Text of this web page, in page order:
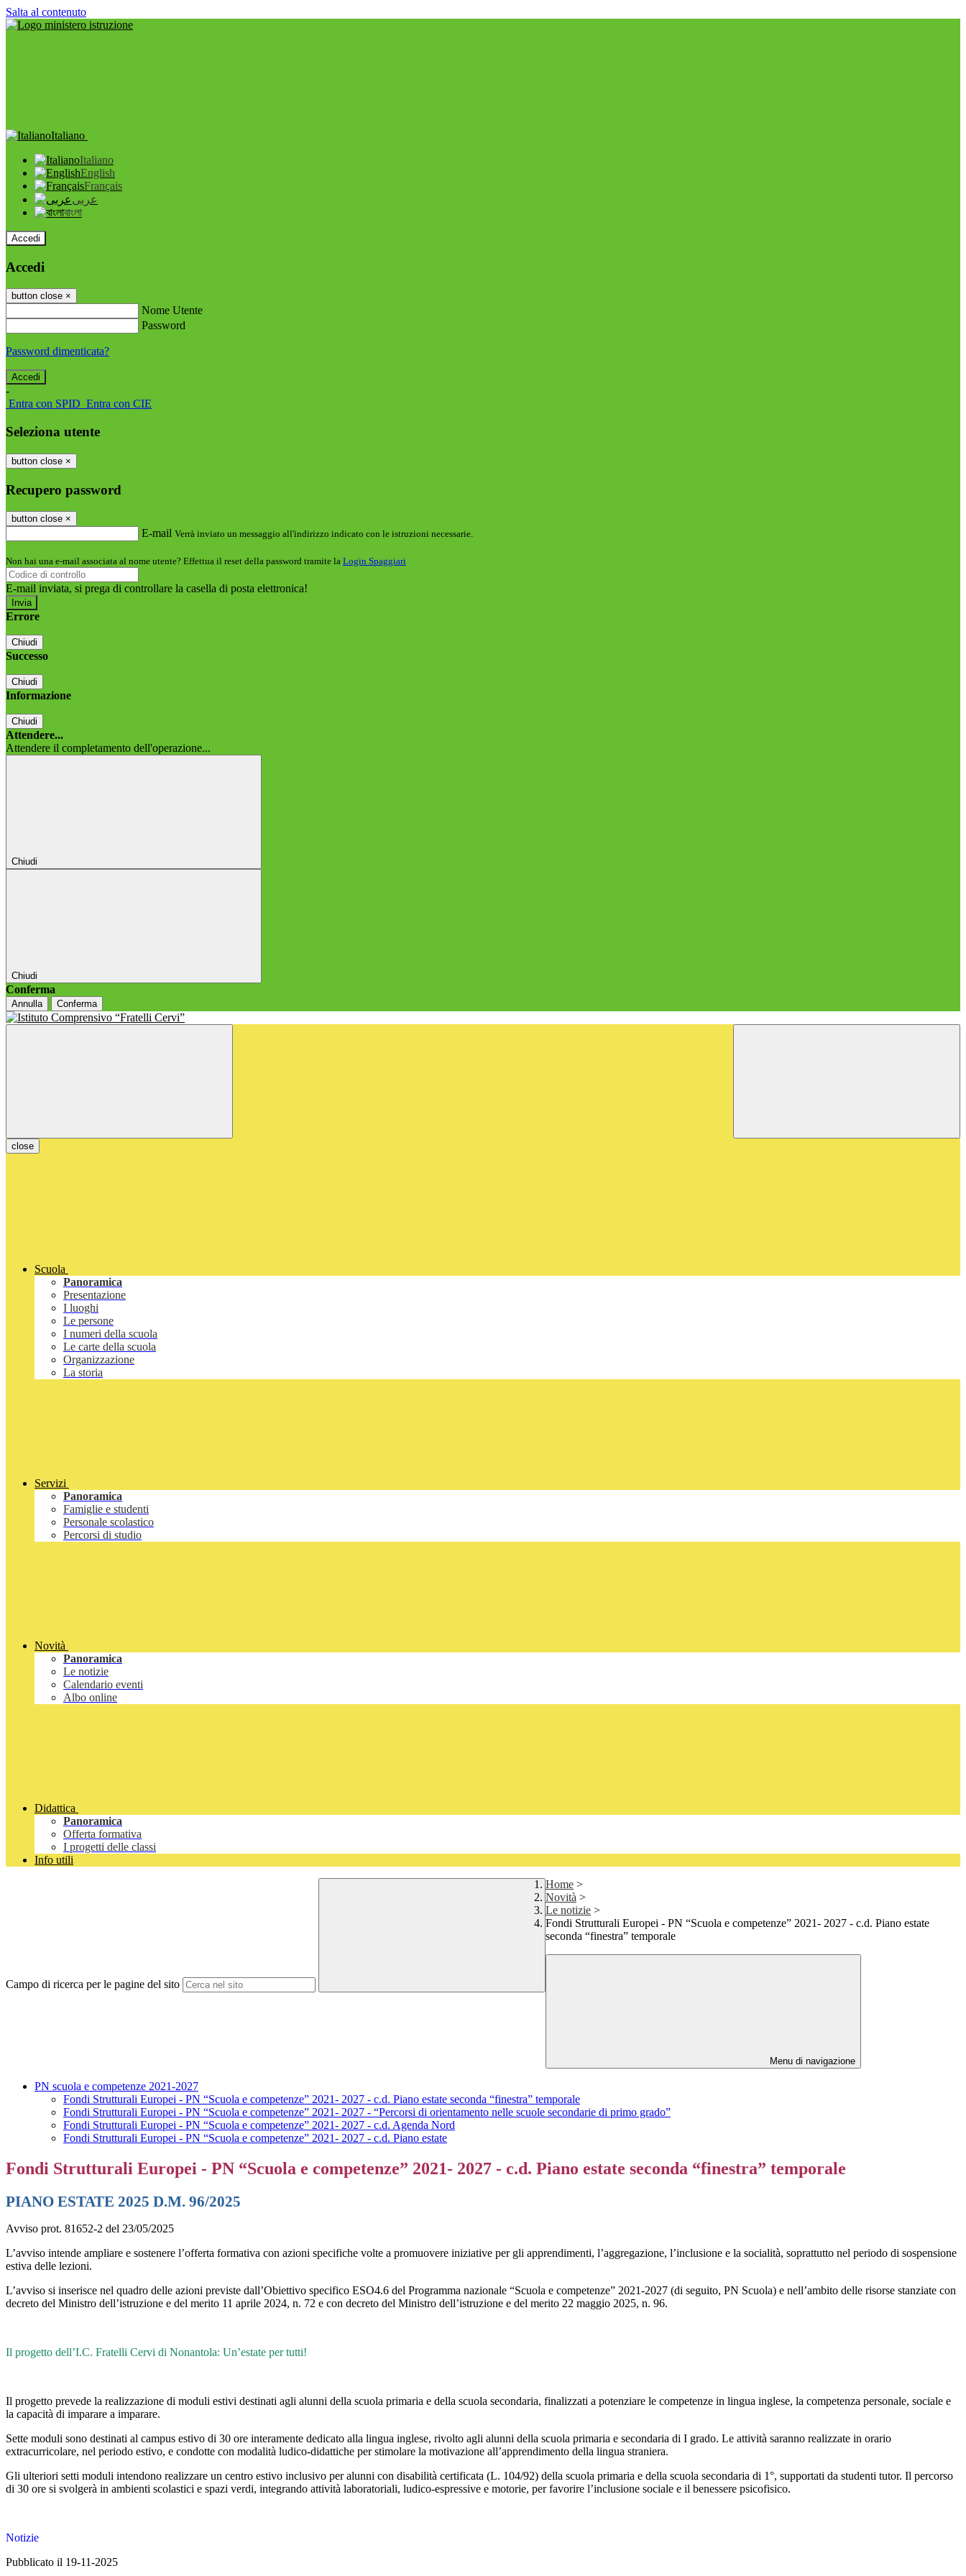
Salta al contenuto
Italiano
Italiano
English
Français
عربى
বাংলা
Accedi
Accedi
button close ×
Nome Utente
Password
Password dimenticata?
-
Entra con SPID Entra con CIE
Seleziona utente
button close ×
Recupero password
button close ×
E-mail Verrà inviato un messaggio all'indirizzo indicato con le istruzioni necessarie.
Non hai una e-mail associata al nome utente? Effettua il reset della password tramite la Login Spaggiari
E-mail inviata, si prega di controllare la casella di posta elettronica!
Errore
Chiudi
Successo
Chiudi
Informazione
Chiudi
Attendere...
Attendere il completamento dell'operazione...
Chiudi
Chiudi
Conferma
Annulla Conferma
close
Scuola
Panoramica
Presentazione
I luoghi
Le persone
I numeri della scuola
Le carte della scuola
Organizzazione
La storia
Servizi
Panoramica
Famiglie e studenti
Personale scolastico
Percorsi di studio
Novità
Panoramica
Le notizie
Calendario eventi
Albo online
Didattica
Panoramica
Offerta formativa
I progetti delle classi
Info utili
Campo di ricerca per le pagine del sito
Home >
Novità >
Le notizie >
Fondi Strutturali Europei - PN “Scuola e competenze” 2021- 2027 - c.d. Piano estate
seconda “finestra” temporale
Menu di navigazione
PN scuola e competenze 2021-2027
Fondi Strutturali Europei - PN “Scuola e competenze” 2021- 2027 - c.d. Piano estate seconda “finestra” temporale
Fondi Strutturali Europei - PN “Scuola e competenze” 2021- 2027 - “Percorsi di orientamento nelle scuole secondarie di primo grado”
Fondi Strutturali Europei - PN “Scuola e competenze” 2021- 2027 - c.d. Agenda Nord
Fondi Strutturali Europei - PN “Scuola e competenze” 2021- 2027 - c.d. Piano estate
Fondi Strutturali Europei - PN “Scuola e competenze” 2021- 2027 - c.d. Piano estate seconda “finestra” temporale
PIANO ESTATE 2025 D.M. 96/2025
Avviso prot. 81652-2 del 23/05/2025
L’avviso intende ampliare e sostenere l’offerta formativa con azioni specifiche volte a promuovere iniziative per gli apprendimenti, l’aggregazione, l’inclusione e la socialità, soprattutto nel periodo di sospensione
estiva delle lezioni.
L’avviso si inserisce nel quadro delle azioni previste dall’Obiettivo specifico ESO4.6 del Programma nazionale “Scuola e competenze” 2021-2027 (di seguito, PN Scuola) e nell’ambito delle risorse stanziate con
decreto del Ministro dell’istruzione e del merito 11 aprile 2024, n. 72 e con decreto del Ministro dell’istruzione e del merito 22 maggio 2025, n. 96.
Il progetto dell’I.C. Fratelli Cervi di Nonantola: Un’estate per tutti!
Il progetto prevede la realizzazione di moduli estivi destinati agli alunni della scuola primaria e della scuola secondaria, finalizzati a potenziare le competenze in lingua inglese, la competenza personale, sociale e
la capacità di imparare a imparare.
Sette moduli sono destinati al campus estivo di 30 ore interamente dedicato alla lingua inglese, rivolto agli alunni della scuola primaria e secondaria di I grado. Le attività saranno realizzate in orario
extracurricolare, nel periodo estivo, e condotte con modalità ludico-didattiche per stimolare la motivazione all’apprendimento della lingua straniera.
Gli ulteriori setti moduli intendono realizzare un centro estivo inclusivo per alunni con disabilità certificata (L. 104/92) della scuola primaria e della scuola secondaria di 1°, supportati da studenti tutor. Il percorso
di 30 ore si svolgerà in ambienti scolastici e spazi verdi, integrando attività laboratoriali, ludico-espressive e motorie, per favorire l’inclusione sociale e il benessere psicofisico.
Notizie
Pubblicato il 19-11-2025